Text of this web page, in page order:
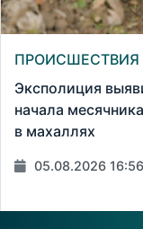
ПРОИСШЕСТВИЯ
Эксполиция
начала
в махаллях
05.08.2026 16:56